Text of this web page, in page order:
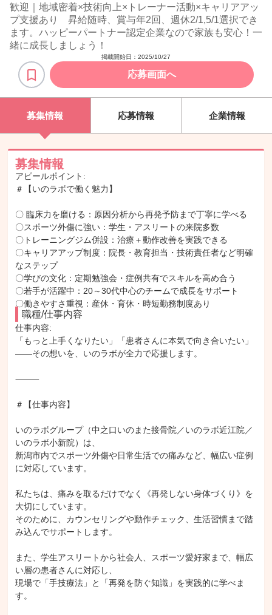
歓迎｜地域密着×技術向上×トレーナー活動×キャリアアッ
プ支援あり 昇給随時、賞与年2回、週休2/1,5/1選択でき
ます。ハッピーパートナー認定企業なので家族も安心！一
緒に成長しましょう！
掲載開始日： 2025/10/27
応募画面へ
募集情報 応募情報 企業情報
募集情報
アピールポイント:
＃【いのラボで働く魅力】
〇 臨床力を磨ける：原因分析から再発予防まで丁寧に学べる
〇スポーツ外傷に強い：学生・アスリートの来院多数
〇トレーニングジム併設：治療＋動作改善を実践できる
〇キャリアアップ制度：院長・教育担当・技術責任者など明確
なステップ
〇学びの文化：定期勉強会・症例共有でスキルを高め合う
〇若手が活躍中：20～30代中心のチームで成長をサポート
〇働きやすさ重視：産休・育休・時短勤務制度あり
職種/仕事内容
仕事内容:
「もっと上手くなりたい」「患者さんに本気で向き合いたい」
――その想いを、いのラボが全力で応援します。
⸻
＃【仕事内容】
いのラボグループ（中之口いのまた接骨院／いのラボ近江院／
いのラボ小新院）は、
新潟市内でスポーツ外傷や日常生活での痛みなど、幅広い症例
に対応しています。
私たちは、痛みを取るだけでなく《再発しない身体づくり》を
大切にしています。
そのために、カウンセリングや動作チェック、生活習慣まで踏
み込んでサポートします。
また、学生アスリートから社会人、スポーツ愛好家まで、幅広
い層の患者さんに対応し、
現場で「手技療法」と「再発を防ぐ知識」を実践的に学べま
す。